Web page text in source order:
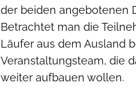
der beiden angebotenen
Betrachtet man die
Läufer aus dem Ausland
Veranstaltungsteam, die
weiter aufbauen wollen.